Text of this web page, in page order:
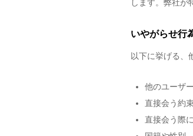
します。弊社が
いやがらせ行
以下に挙げる、
他のユーザ
直接会う約
直接会う際